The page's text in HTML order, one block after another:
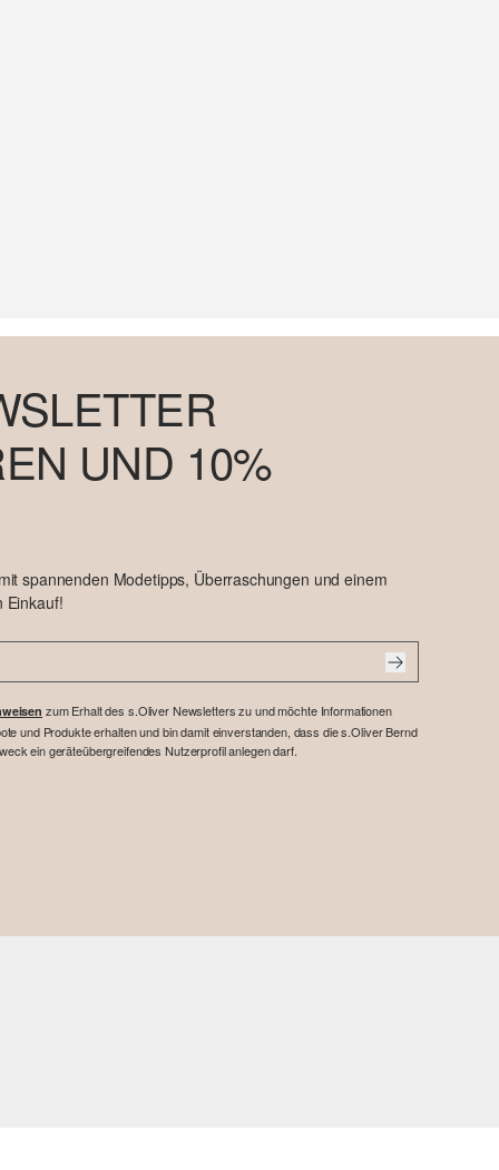
UND 10%
spannenden Modetipps, Überraschungen und einem
Einkauf!
zum Erhalt des s.Oliver Newsletters zu und möchte Informationen
und Produkte erhalten und bin damit einverstanden, dass die s.Oliver Bernd
ein geräteübergreifendes Nutzerprofil anlegen darf.